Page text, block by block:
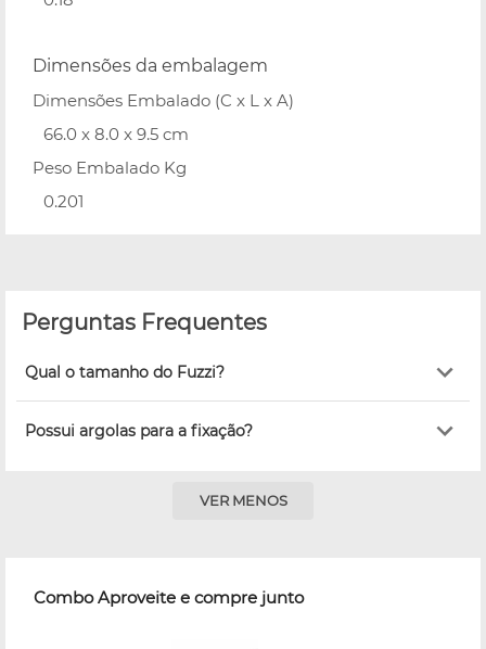
Dimensões da embalagem
Dimensões Embalado (C x L x A)
66.0 x 8.0 x 9.5 cm
Peso Embalado Kg
0.201
Perguntas Frequentes
Qual o tamanho do Fuzzi?
Possui argolas para a fixação?
VER MENOS
Combo Aproveite e compre junto